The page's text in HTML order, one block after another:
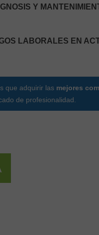
Y
LABORALES EN
que adquirir las mejores
de profesionalidad.